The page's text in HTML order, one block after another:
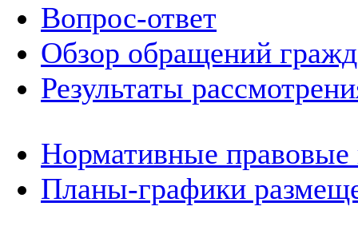
Вопрос-ответ
Обзор обращений
Результаты
Нормативные
Планы-графики